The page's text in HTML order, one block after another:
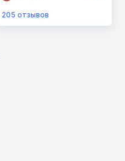
205отзывов